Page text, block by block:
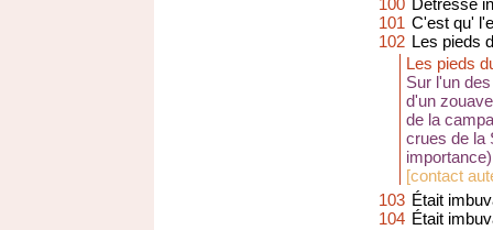
100 Détresse
101 C'est qu'
102 Les pieds
Les pieds
Sur l'un
d'un
de la
crues de la
[contact
103 Était
104 Était